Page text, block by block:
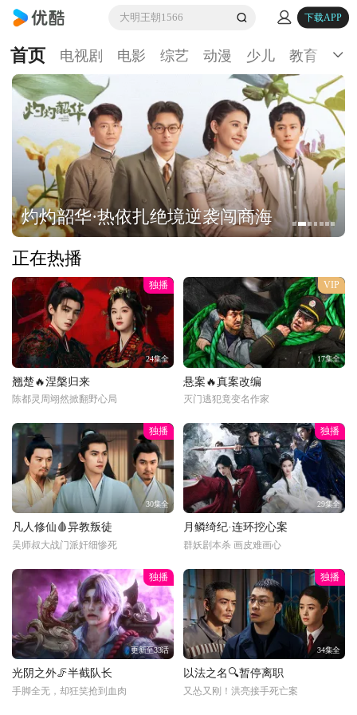
大明王朝1566 下载APP
首页 电视剧 电影 综艺 动漫 少儿 教育 生
灼灼韶华·热依扎绝境逆袭闯商海
正在热播
独播
24集全
翘楚🔥涅槃归来
陈都灵周翊然掀翻野心局
VIP
17集全
悬案🔥真案改编
灭门逃犯竟变名作家
独播
30集全
凡人修仙🩸异教叛徒
吴师叔大战门派奸细惨死
独播
29集全
月鳞绮纪·连环挖心案
群妖剧本杀 画皮难画心
独播
更新至33话
光阴之外🦵半截队长
手脚全无，却狂笑抢到血肉
独播
34集全
以法之名🔍暂停离职
又怂又刚！洪亮接手死亡案